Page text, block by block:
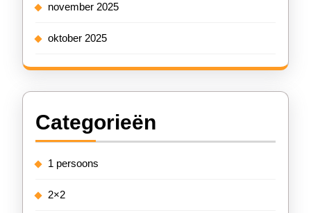
november 2025
oktober 2025
Categorieën
1 persoons
2×2